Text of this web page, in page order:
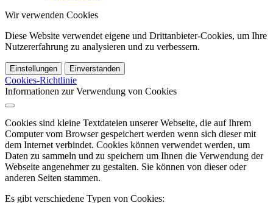
Wir verwenden Cookies
Diese Website verwendet eigene und Drittanbieter-Cookies, um Ihre
Nutzererfahrung zu analysieren und zu verbessern.
Einstellungen Einverstanden
Cookies-Richtlinie
Informationen zur Verwendung von Cookies
Cookies sind kleine Textdateien unserer Webseite, die auf Ihrem
Computer vom Browser gespeichert werden wenn sich dieser mit
dem Internet verbindet. Cookies können verwendet werden, um
Daten zu sammeln und zu speichern um Ihnen die Verwendung der
Webseite angenehmer zu gestalten. Sie können von dieser oder
anderen Seiten stammen.
Es gibt verschiedene Typen von Cookies: